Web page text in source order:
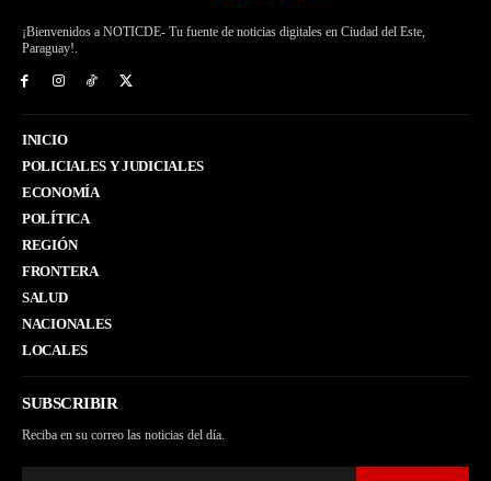
¡Bienvenidos a NOTICDE- Tu fuente de noticias digitales en Ciudad del Este,
Paraguay!.
INICIO
POLICIALES Y JUDICIALES
ECONOMÍA
POLÍTICA
REGIÓN
FRONTERA
SALUD
NACIONALES
LOCALES
SUBSCRIBIR
Reciba en su correo las noticias del día.